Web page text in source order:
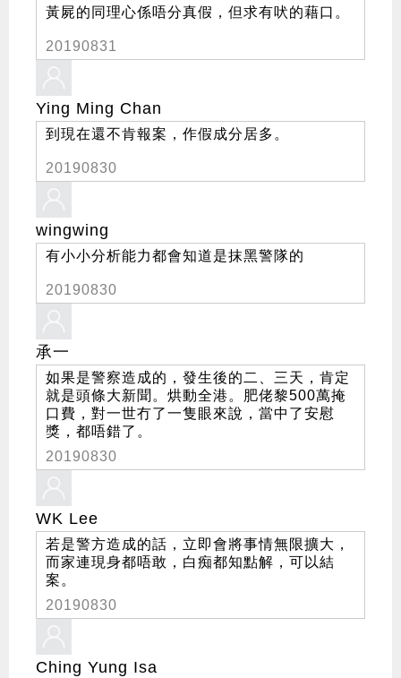
黃屍的同理心係唔分真假，但求有吠的藉口。
20190831
Ying Ming Chan
到現在還不肯報案，作假成分居多。
20190830
wingwing
有小小分析能力都會知道是抹黑警隊的
20190830
承一
如果是警察造成的，發生後的二、三天，肯定
就是頭條大新聞。烘動全港。肥佬黎500萬掩
口費，對一世冇了一隻眼來說，當中了安慰
獎，都唔錯了。
20190830
WK Lee
若是警方造成的話，立即會將事情無限擴大，
而家連現身都唔敢，白痴都知點解，可以結
案。
20190830
Ching Yung Isa